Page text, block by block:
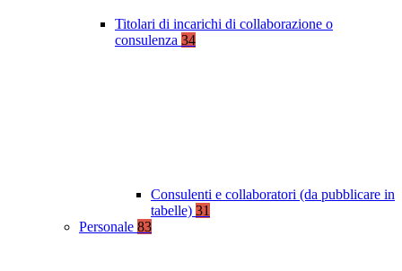
Titolari di incarichi di collaborazione o
consulenza 34
Consulenti e collaboratori (da pubblicare in
tabelle) 31
Personale 83